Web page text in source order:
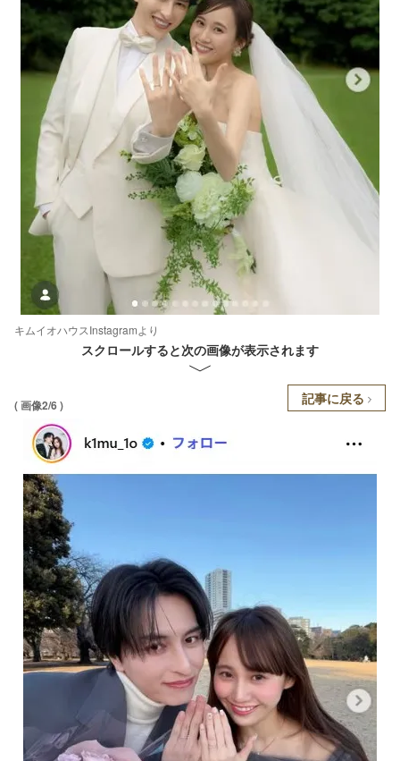
キムイオハウスInstagramより
スクロールすると次の画像が表示されます
( 画像2/6 ) 記事に戻る